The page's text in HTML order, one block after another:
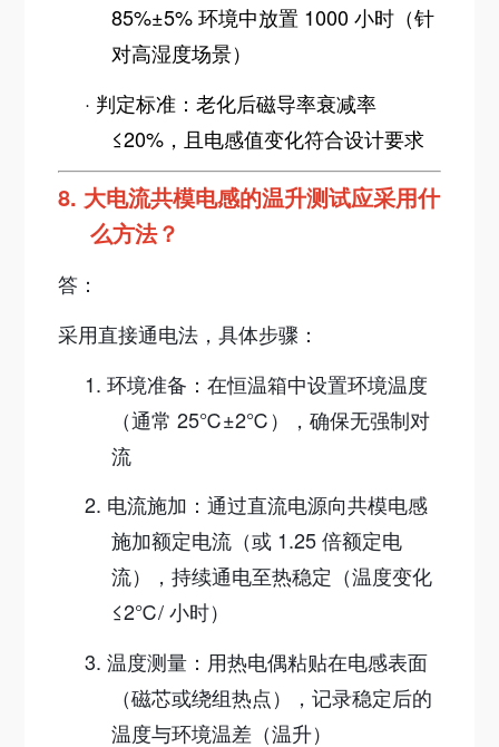
85%±5% 环境中放置 1000 小时（针
对高湿度场景）
· 判定标准：老化后磁导率衰减率
≤20%，且电感值变化符合设计要求
8. 大电流共模电感的温升测试应采用什
么方法？
答：
采用直接通电法 ，具体步骤：
1.环境准备：在恒温箱中设置环境温度
（通常 25℃±2℃），确保无强制对
流
2. 电流施加：通过直流电源向共模电感
施加额定电流（或 1.25 倍额定电
流）
，持续通电至热稳定（温度变化
≤2℃/ 小时）
3.温度测量：用热电偶粘贴在电感表面
（磁芯或绕组热点），记录稳定后的
温度与环境温差（温升）